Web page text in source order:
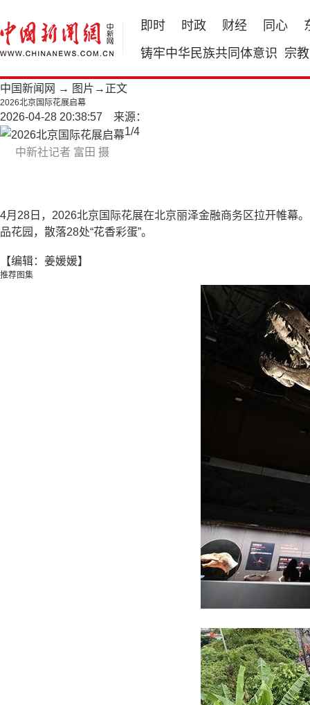
即时 时政 财经 同心
铸牢中华民族共同体意识 宗教
中国新闻网 → 图片 →正文
2026北京国际花展启幕
2026-04-28 20:38:57 来源：
中新社记者 富田 摄
1/4
4月28日，2026北京国际花展在北京丽泽金融商务区拉开帷幕
品花园，散落28处“花香彩蛋”。
【编辑：姜媛媛】
推荐图集